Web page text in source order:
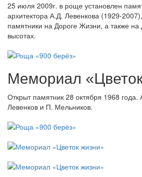
25 июля 2009г. в роще установлен
архитектора А.Д. Левенкова (1929-
памятники на Дороге Жизни, а также на
высотах.
Мемориал
Открыт памятник 28 октября 1968
Левенков и П. Мельников.